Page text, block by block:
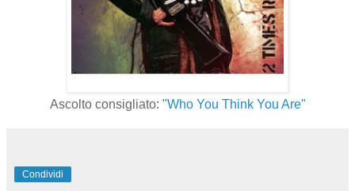
Ascolto consigliato: "Who You Think You Are"
Condividi